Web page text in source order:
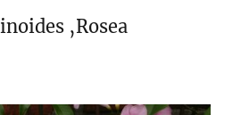
‚Rosea